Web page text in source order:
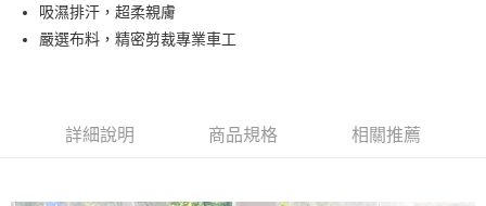
上海商業儲蓄銀行
國泰世華商業銀行
元大商業銀行
永豐商業銀行
LINE Pay
Google Pay
吸濕排汗，超柔親膚
嚴選布料，精密剪裁專業車工
詳細說明 商品規格 相關推薦